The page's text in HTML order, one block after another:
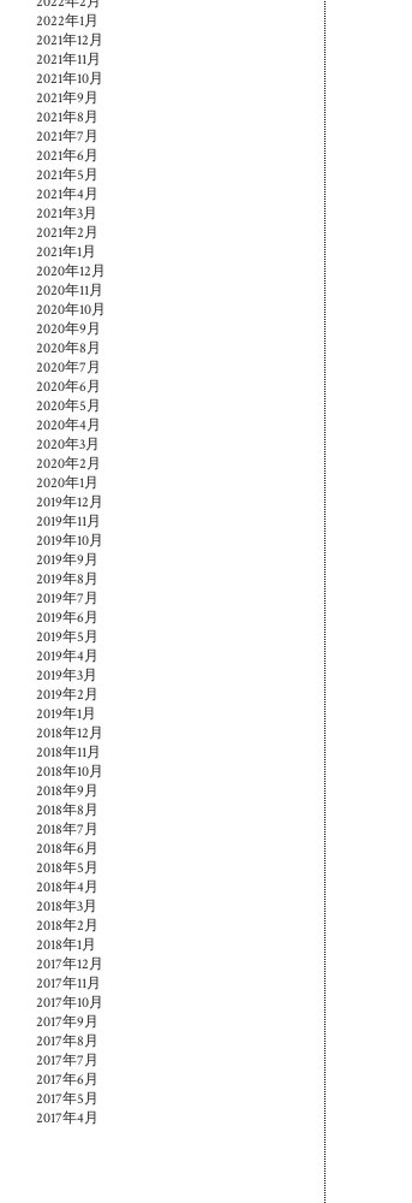
2022年1月
2021年12月
2021年11月
2021年10月
2021年9月
2021年8月
2021年7月
2021年6月
2021年5月
2021年4月
2021年3月
2021年2月
2021年1月
2020年12月
2020年11月
2020年10月
2020年9月
2020年8月
2020年7月
2020年6月
2020年5月
2020年4月
2020年3月
2020年2月
2020年1月
2019年12月
2019年11月
2019年10月
2019年9月
2019年8月
2019年7月
2019年6月
2019年5月
2019年4月
2019年3月
2019年2月
2019年1月
2018年12月
2018年11月
2018年10月
2018年9月
2018年8月
2018年7月
2018年6月
2018年5月
2018年4月
2018年3月
2018年2月
2018年1月
2017年12月
2017年11月
2017年10月
2017年9月
2017年8月
2017年7月
2017年6月
2017年5月
2017年4月